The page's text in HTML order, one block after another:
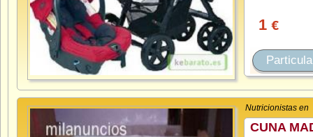
1 €
Nutricionistas en
CUNA